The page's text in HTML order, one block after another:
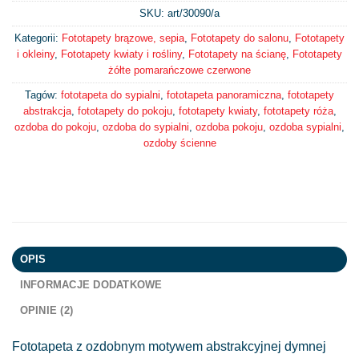
SKU: art/30090/a
Kategorii: Fototapety brązowe, sepia Fototapety do salonu
Fototapety
i okleiny, Fototapety kwiaty i rośliny, Fototapety na ścianę
Fototapety
żółte pomarańczowe czerwone
Tagów: fototapeta do sypialni fototapeta panoramiczna fototapety
abstrakcja, fototapety do pokoju, fototapety kwiaty, fototapety róża,
ozdoba do pokoju ozdoba do sypialni ozdoba pokoju ozdoba sypialni
ozdoby ścienne
OPIS
INFORMACJE DODATKOWE
OPINIE (2)
Fototapeta z ozdobnym motywem abstrakcyjnej dymnej